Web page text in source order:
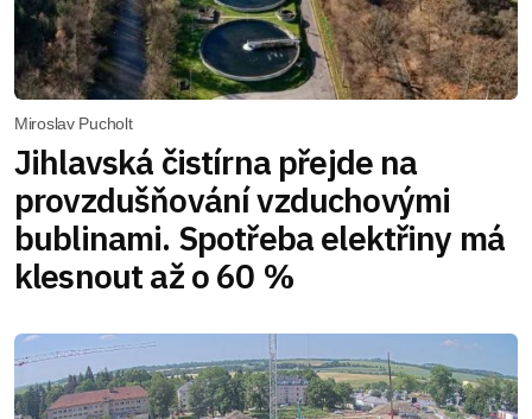
Miroslav Pucholt
Jihlavská čistírna přejde na
provzdušňování vzduchovými
bublinami. Spotřeba elektřiny má
klesnout až o 60 %